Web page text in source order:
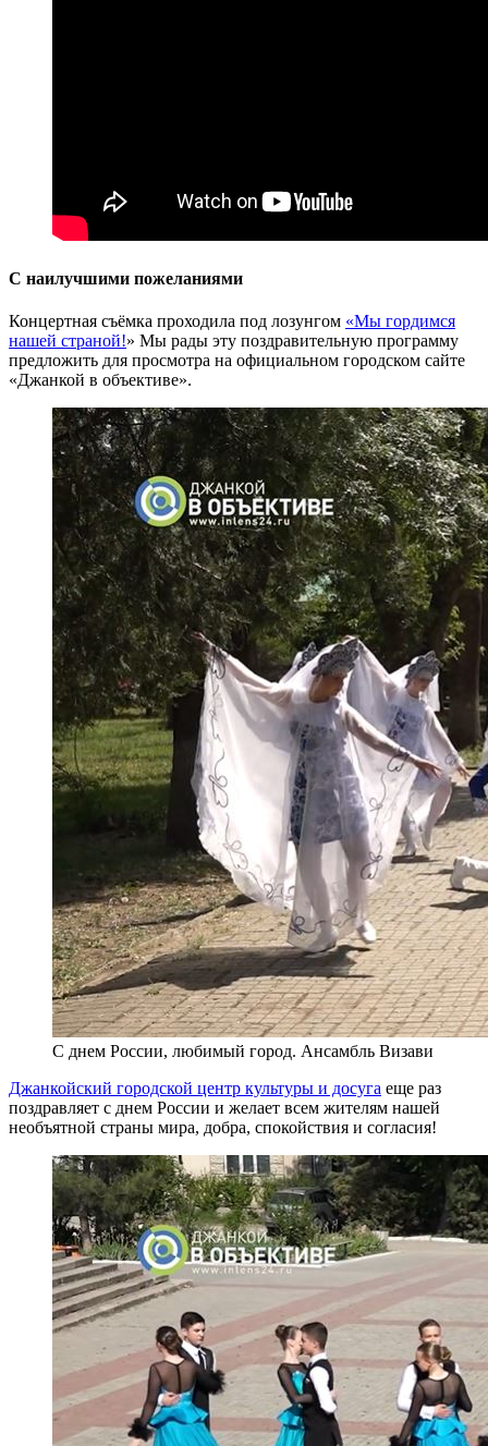
С наилучшими пожеланиями
Концертная съёмка проходила под лозунгом «Мы гордимся
нашей страной!» Мы рады эту поздравительную программу
предложить для просмотра на официальном городском сайте
«Джанкой в объективе».
С днем России, любимый город. Ансамбль Визави
Джанкойский городской центр культуры и досуга еще раз
поздравляет с днем России и желает всем жителям нашей
необъятной страны мира, добра, спокойствия и согласия!